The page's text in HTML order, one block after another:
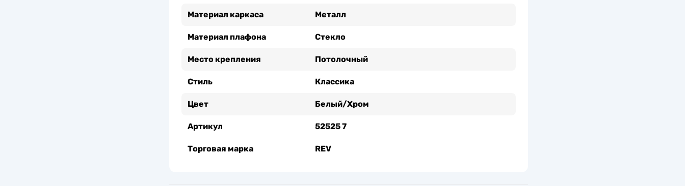
Материал каркаса Металл
Материал плафона Стекло
Место крепления Потолочный
Стиль Классика
Цвет Белый/Хром
Артикул 52525 7
Торговая марка REV